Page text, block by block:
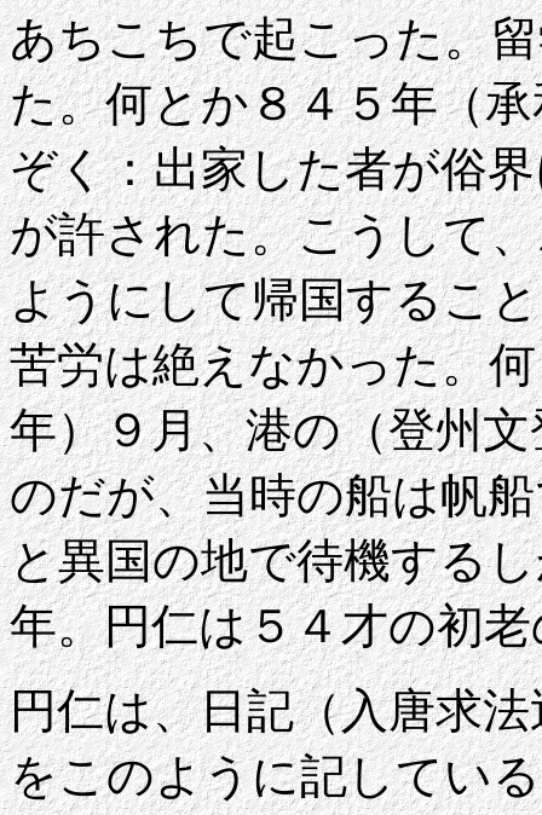
あちこちで起こった。
た。何とか８４５年（
ぞく：出家した者が俗
が許された。こうして
ようにして帰国するこ
苦労は絶えなかった。
年）９月、港の（登州
のだが、当時の船は帆
と異国の地で待機する
年。円仁は５４才の初
円仁は、日記（入唐求
をこのように記してい